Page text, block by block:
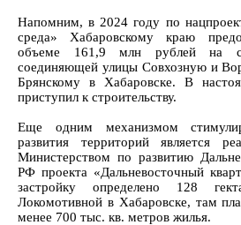
Напомним, в 2024 году по
среда» Хабаровскому краю
объеме 161,9 млн рублей на
соединяющей улицы Совхозную и
Брянскому в Хабаровске. В
приступил к строительству.
Еще одним механизмом
развития территорий является
Министерством по развитию
РФ проекта «Дальневосточный
застройку определено 128
Локомотивной в Хабаровске, там
менее 700 тыс. кв. метров жилья.